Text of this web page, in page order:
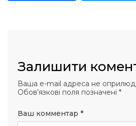
Залишити
Ваша e-mail адреса не
Обов’язкові поля позначені *
Ваш комментар *